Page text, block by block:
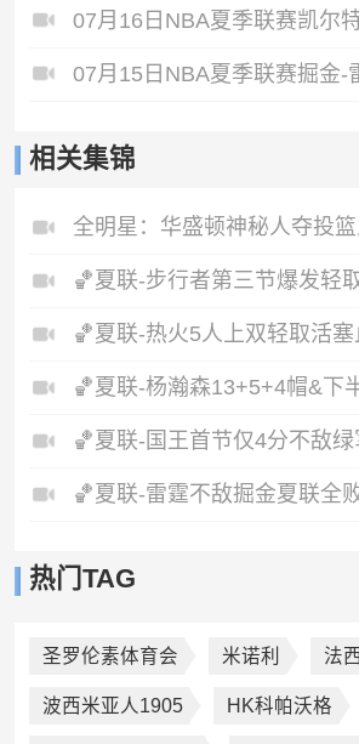
07月15日NBA夏季联赛掘金-
相关集锦
热门TAG
圣罗伦素体育会 米诺利 法
波西米亚人1905 HK科帕沃格